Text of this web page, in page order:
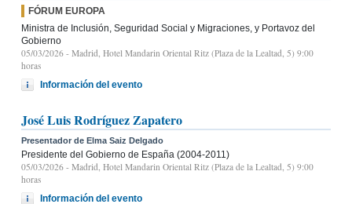
FÓRUM EUROPA
Ministra de Inclusión, Seguridad Social y Migraciones, y Portavoz del
Gobierno
05/03/2026 - Madrid, Hotel Mandarin Oriental Ritz (Plaza de la Lealtad, 5) 9:00
horas
Información del evento
José Luis Rodríguez Zapatero
Presentador de Elma Saiz Delgado
Presidente del Gobierno de España (2004-2011)
05/03/2026 - Madrid, Hotel Mandarin Oriental Ritz (Plaza de la Lealtad, 5) 9:00
horas
Información del evento